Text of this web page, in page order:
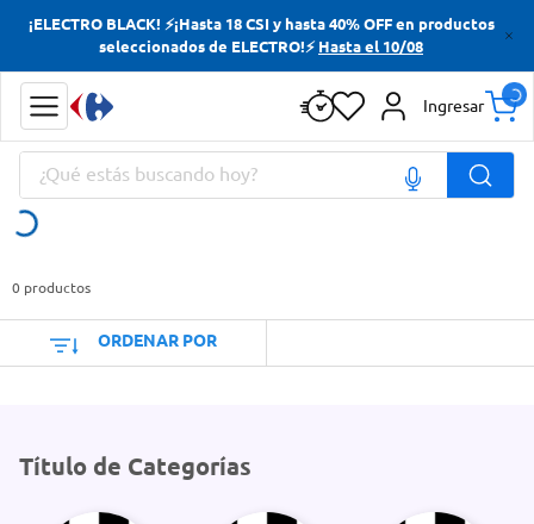
¡ELECTRO BLACK! ⚡¡Hasta 18 CSI y hasta 40% OFF en productos
seleccionados de ELECTRO!⚡ Hasta el 10/08
Ingresar
¿Qué estás buscando hoy?
0 productos
ORDENAR POR
Título de Categorías
Términos más buscados
Yerba
Cerveza
Doves
Términos más buscados
Yerba
Cerveza
Doves
Jabon Tocador